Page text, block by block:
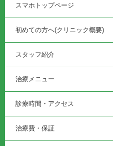
スマホトップページ
初めての方へ(クリニック概要)
スタッフ紹介
治療メニュー
診療時間・アクセス
治療費・保証